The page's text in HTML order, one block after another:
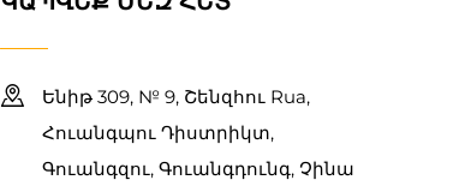
Ենիթ 309, № 9, Շենզհու Rua,
Հուանգպու Դիստրիկտ,
Գուանգզու, Գուանգդունգ, Չինա